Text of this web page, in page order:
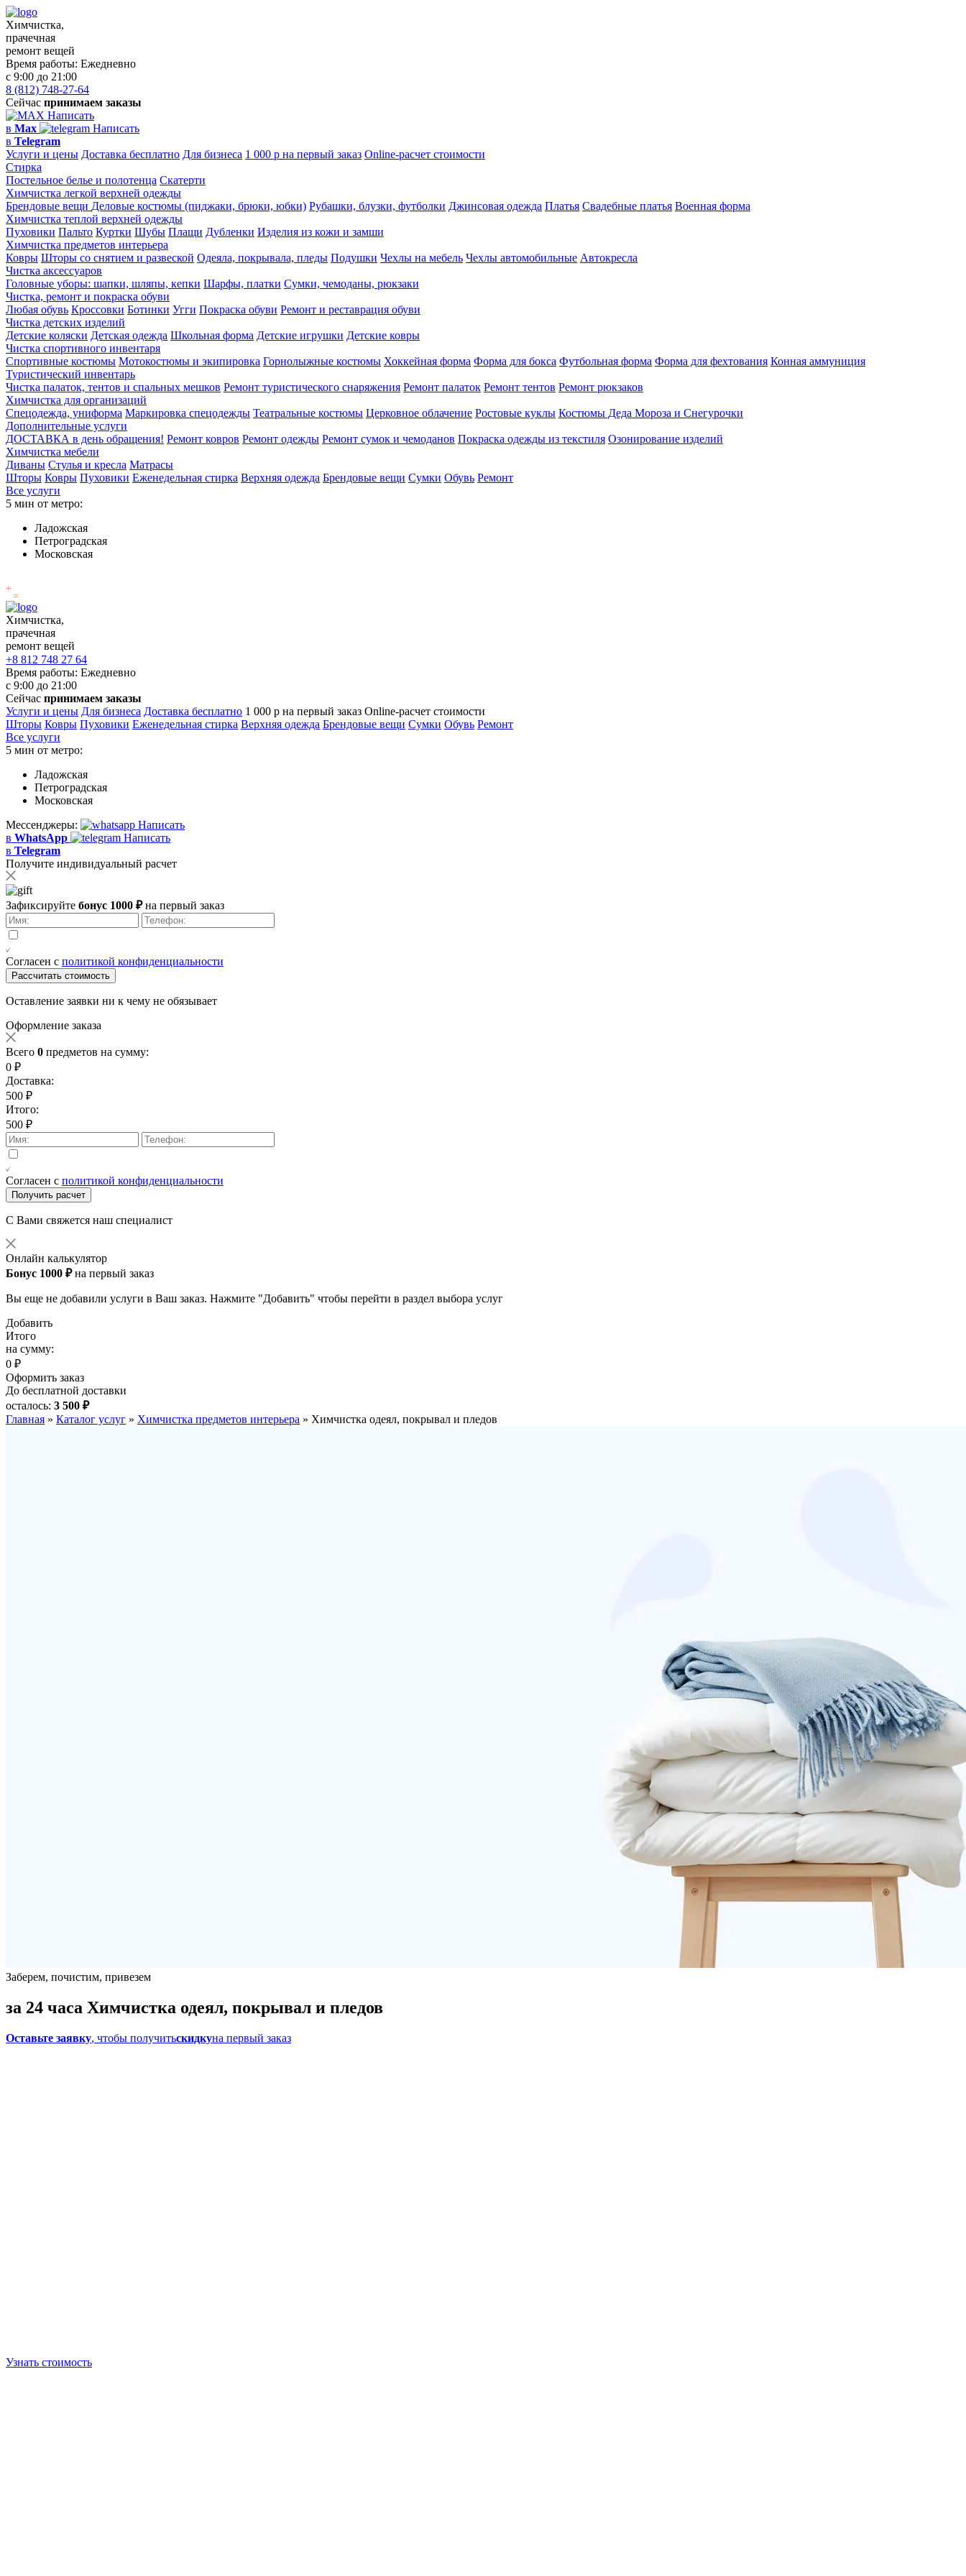
Химчистка,
прачечная
ремонт вещей
Время работы: Ежедневно
с 9:00 до 21:00
8 (812) 748-27-64
Сейчас принимаем заказы
Написать
в Max
Написать
в Telegram
Услуги и цены Доставка бесплатно Для бизнеса 1 000 р на первый заказ Online-расчет стоимости
Стирка
Постельное белье и полотенца Скатерти
Химчистка легкой верхней одежды
Брендовые вещи Деловые костюмы (пиджаки, брюки, юбки) Рубашки, блузки, футболки Джинсовая одежда Платья Свадебные платья Военная форма
Химчистка теплой верхней одежды
Пуховики Пальто Куртки Шубы Плащи Дубленки Изделия из кожи и замши
Химчистка предметов интерьера
Ковры Шторы со снятием и развеской Одеяла, покрывала, пледы Подушки Чехлы на мебель Чехлы автомобильные Автокресла
Чистка аксессуаров
Головные уборы: шапки, шляпы, кепки Шарфы, платки Сумки, чемоданы, рюкзаки
Чистка, ремонт и покраска обуви
Любая обувь Кроссовки Ботинки Угги Покраска обуви Ремонт и реставрация обуви
Чистка детских изделий
Детские коляски Детская одежда Школьная форма Детские игрушки Детские ковры
Чистка спортивного инвентаря
Спортивные костюмы Мотокостюмы и экипировка Горнолыжные костюмы Хоккейная форма Форма для бокса Футбольная форма Форма для фехтования Конная аммуниция
Туристический инвентарь
Чистка палаток, тентов и спальных мешков Ремонт туристического снаряжения Ремонт палаток Ремонт тентов Ремонт рюкзаков
Химчистка для организаций
Спецодежда, униформа Маркировка спецодежды Театральные костюмы Церковное облачение Ростовые куклы Костюмы Деда Мороза и Снегурочки
Дополнительные услуги
ДОСТАВКА в день обращения! Ремонт ковров Ремонт одежды Ремонт сумок и чемоданов Покраска одежды из текстиля Озонирование изделий
Химчистка мебели
Диваны Стулья и кресла Матрасы
Шторы Ковры Пуховики Еженедельная стирка Верхняя одежда Брендовые вещи Сумки Обувь Ремонт
Все услуги
5 мин от метро:
Ладожская
Петроградская
Московская
Химчистка,
прачечная
ремонт вещей
+8 812 748 27 64
Время работы: Ежедневно
с 9:00 до 21:00
Сейчас принимаем заказы
Услуги и цены Для бизнеса Доставка бесплатно 1 000 р на первый заказ Online-расчет стоимости
Шторы Ковры Пуховики Еженедельная стирка Верхняя одежда Брендовые вещи Сумки Обувь Ремонт
Все услуги
5 мин от метро:
Ладожская
Петроградская
Московская
Мессенджеры:
Написать
в WhatsApp
Написать
в Telegram
Получите индивидуальный расчет
Зафиксируйте бонус 1000 ₽на первый заказ
Согласен с политикой конфиденциальности
Рассчитать стоимость
Оставление заявки ни к чему не обязывает
Оформление заказа
Всего 0 предметов на сумму:
0 ₽
Доставка:
500 ₽
Итого:
500 ₽
Согласен с политикой конфиденциальности
Получить расчет
С Вами свяжется наш специалист
Онлайн калькулятор
Бонус 1000 ₽на первый заказ
Вы еще не добавили услуги в Ваш заказ. Нажмите "Добавить" чтобы перейти в раздел выбора услуг
Добавить
Итого
на сумму:
0 ₽
Оформить заказ
До бесплатной доставки
осталось: 3 500 ₽
Главная » Каталог услуг » Химчистка предметов интерьера » Химчистка одеял, покрывал и пледов
Заберем, почистим, привезем
за 24 часа Химчистка одеял, покрывал и пледов
Оставьте заявку, чтобы получитьскидкуна первый заказ
Узнать стоимость